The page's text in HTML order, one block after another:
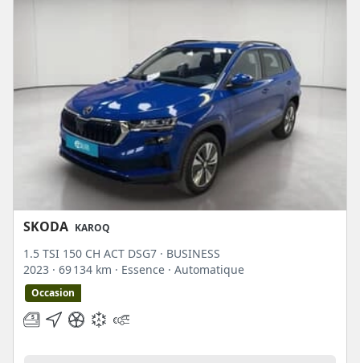
SKODA KAROQ
1.5 TSI 150 CH ACT DSG7 · BUSINESS
2023 · 69 134 km · Essence · Automatique
Occasion